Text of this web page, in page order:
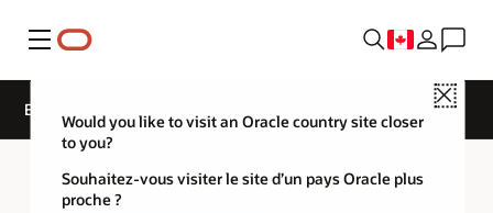
Menu
Close
Would you like to visit an Oracle country site closer
to you?
Souhaitez-vous visiter le site d’un pays Oracle plus
proche ?
Expertise de niveau Service Cloud